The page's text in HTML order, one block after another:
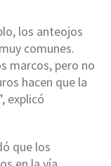
los anteojos
comunes.
marcos, pero no
hacen que la
explicó
que los